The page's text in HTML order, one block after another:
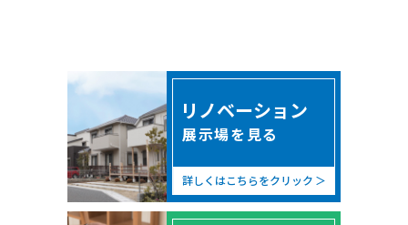
リノベーション
展示場を見る
詳しくはこちらをクリック